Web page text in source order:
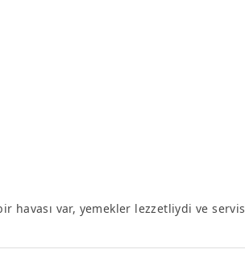
havası var, yemekler lezzetliydi ve servis